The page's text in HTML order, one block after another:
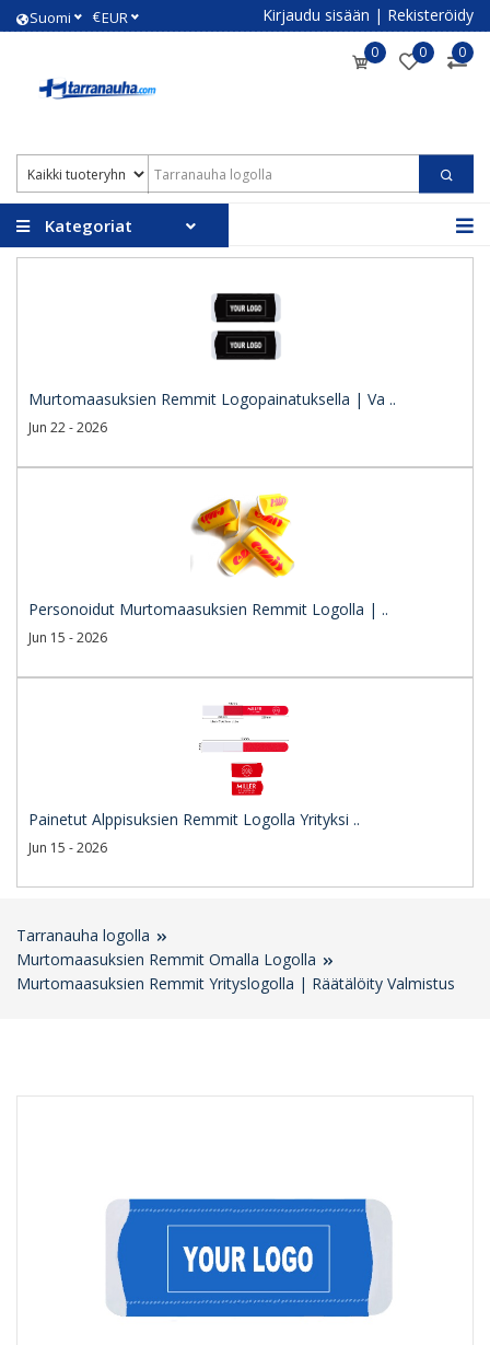
Suomi €EUR Kirjaudu sisään | Rekisteröidy
0 0 0
Kategoriat
Murtomaasuksien Remmit Logopainatuksella | Va ..
Jun 22 - 2026
Personoidut Murtomaasuksien Remmit Logolla | ..
Jun 15 - 2026
Painetut Alppisuksien Remmit Logolla Yrityksi ..
Jun 15 - 2026
Tarranauha logolla
Murtomaasuksien Remmit Omalla Logolla
Murtomaasuksien Remmit Yrityslogolla | Räätälöity Valmistus